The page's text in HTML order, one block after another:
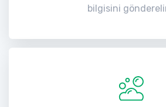
bilgisini